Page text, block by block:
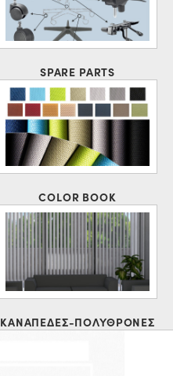
SPARE PARTS
COLOR BOOK
ΚΑΝΑΠΕΔΕΣ-ΠΟΛΥΘΡΟΝΕΣ